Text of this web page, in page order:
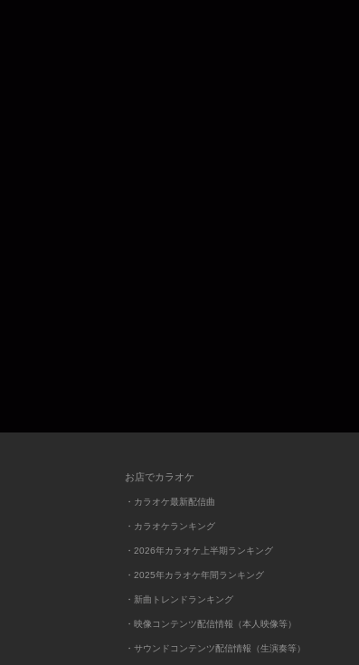
お店でカラオケ
・カラオケ最新配信曲
・カラオケランキング
・2026年カラオケ上半期ランキング
・2025年カラオケ年間ランキング
・新曲トレンドランキング
・映像コンテンツ配信情報（本人映像等）
・サウンドコンテンツ配信情報（生演奏等）